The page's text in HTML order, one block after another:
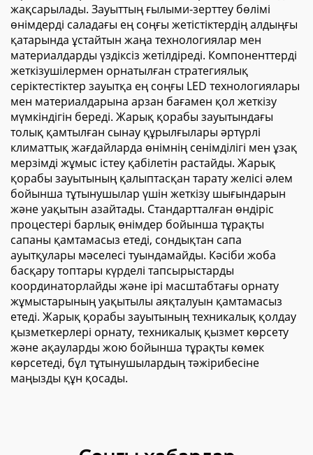
жақсарылады. Зауыттың ғылыми-зерттеу бөлімі
өнімдерді саладағы ең соңғы жетістіктердің алдыңғы
қатарында ұстайтын жаңа технологиялар мен
материалдарды үздіксіз жетілдіреді. Компоненттерді
жеткізушілермен орнатылған стратегиялық
серіктестіктер зауытқа ең соңғы LED технологиялары
мен материалдарына арзан бағамен қол жеткізу
мүмкіндігін береді. Жарық қорабы зауытындағы
толық қамтылған сынау құрылғылары әртүрлі
климаттық жағдайларда өнімнің сенімділігі мен ұзақ
мерзімді жұмыс істеу қабілетін растайды. Жарық
қорабы зауытының қалыптасқан тарату желісі әлем
бойынша тұтынушылар үшін жеткізу шығындарын
және уақытын азайтады. Стандартталған өндіріс
процестері барлық өнімдер бойынша тұрақты
сапаны қамтамасыз етеді, сондықтан сапа
ауытқулары мәселесі туындамайды. Кәсіби жоба
басқару топтары күрделі тапсырыстарды
координаторлайды және ірі масштабтағы орнату
жұмыстарының уақытылы аяқталуын қамтамасыз
етеді. Жарық қорабы зауытының техникалық қолдау
қызметкерлері орнату, техникалық қызмет көрсету
және ақауларды жою бойынша тұрақты көмек
көрсетеді, бұл тұтынушылардың тәжірибесіне
маңызды құн қосады.